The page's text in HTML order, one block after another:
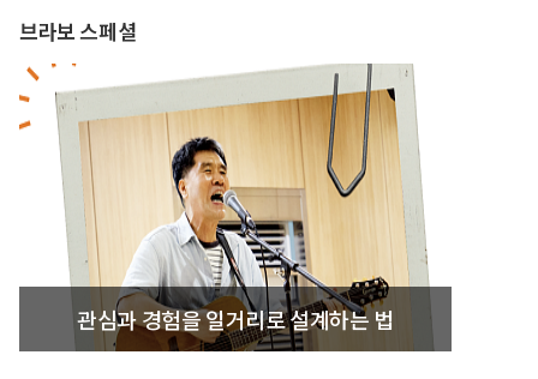
브라보 스페셜
관심과 경험을 일거리로 설계하는 법